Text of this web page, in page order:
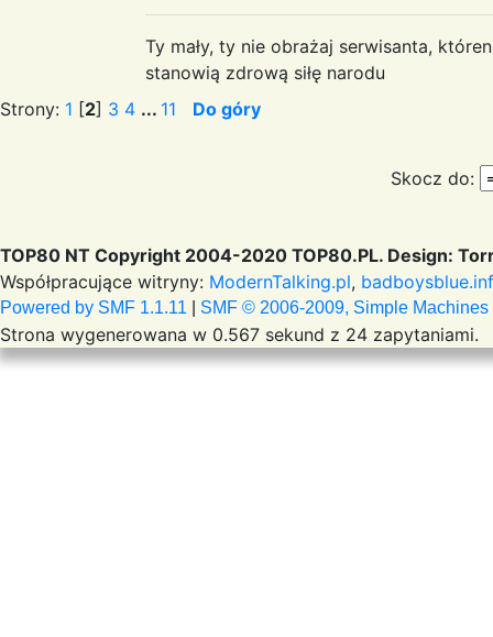
Ty mały, ty nie obrażaj serwisanta,
stanowią zdrową siłę narodu
Strony: 1 [2] 3 4 ... 11 Do góry
Skocz do:
TOP80 NT Copyright 2004-2020 TOP80.PL. Design:
Współpracujące witryny: ModernTalking.pl,
Powered by SMF 1.1.11 SMF © 2006-2009, Simple Machines
Strona wygenerowana w 0.567 sekund z 24 zapytaniami.